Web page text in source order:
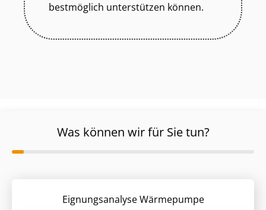
bestmöglich unterstützen können.
Was können wir für Sie tun?
Eignungsanalyse Wärmepumpe